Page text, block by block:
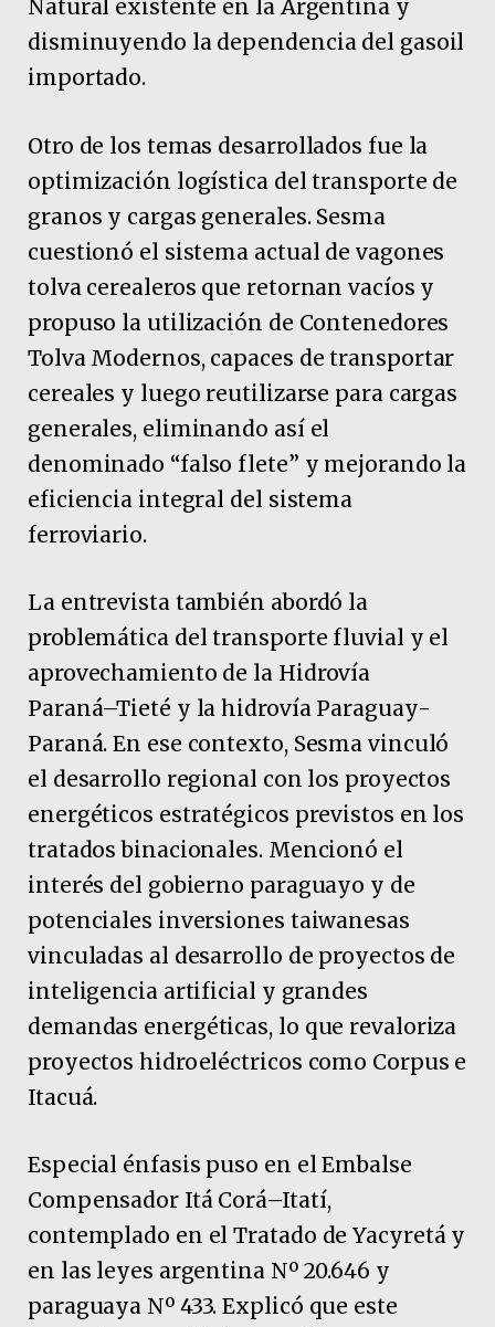
Natural existente en la Argentina y
disminuyendo la dependencia del gasoil
importado.
Otro de los temas desarrollados fue la
optimización logística del transporte de
granos y cargas generales. Sesma
cuestionó el sistema actual de vagones
tolva cerealeros que retornan vacíos y
propuso la utilización de Contenedores
Tolva Modernos, capaces de transportar
cereales y luego reutilizarse para cargas
generales, eliminando así el
denominado “falso flete” y mejorando la
eficiencia integral del sistema
ferroviario.
La entrevista también abordó la
problemática del transporte fluvial y el
aprovechamiento de la Hidrovía
Paraná–Tieté y la hidrovía Paraguay-
Paraná. En ese contexto, Sesma vinculó
el desarrollo regional con los proyectos
energéticos estratégicos previstos en los
tratados binacionales. Mencionó el
interés del gobierno paraguayo y de
potenciales inversiones taiwanesas
vinculadas al desarrollo de proyectos de
inteligencia artificial y grandes
demandas energéticas, lo que revaloriza
proyectos hidroeléctricos como Corpus e
Itacuá.
Especial énfasis puso en el Embalse
Compensador Itá Corá–Itatí,
contemplado en el Tratado de Yacyretá y
en las leyes argentina Nº 20.646 y
paraguaya Nº 433. Explicó que este